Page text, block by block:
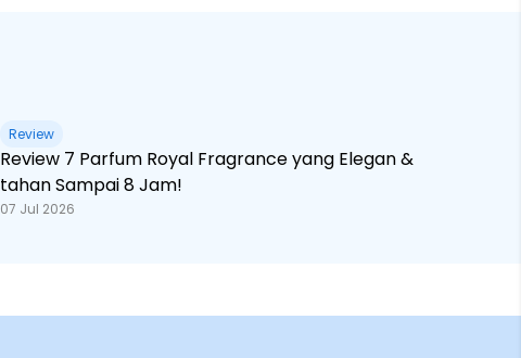
Review
Review 7 Parfum Royal Fragrance yang Elegan &
tahan Sampai 8 Jam!
07 Jul 2026